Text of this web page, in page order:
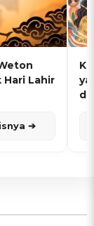
Hari Lahir
➔